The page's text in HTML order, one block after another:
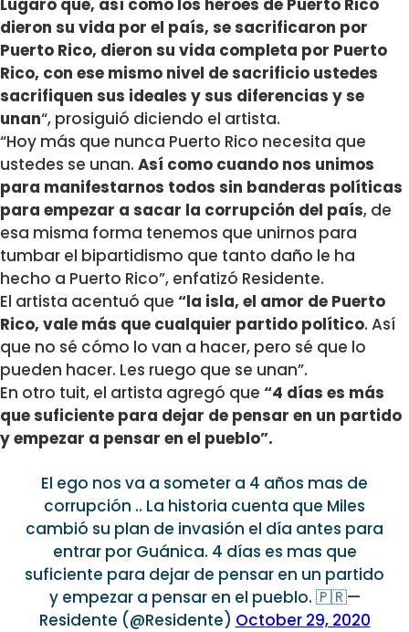
dieron su vida por el país, se sacrificaron por
Puerto Rico, dieron su vida completa por Puerto
Rico, con ese mismo nivel de sacrificio ustedes
sacrifiquen sus ideales y sus diferencias y se
unan“, prosiguió diciendo el artista.
“Hoy más que nunca Puerto Rico necesita que
ustedes se unan. Así como cuando nos unimos
para manifestarnos todos sin banderas políticas
para empezar a sacar la corrupción del país, de
esa misma forma tenemos que unirnos para
tumbar el bipartidismo que tanto daño le ha
hecho a Puerto Rico”, enfatizó Residente.
El artista acentuó que “la isla, el amor de Puerto
Rico, vale más que cualquier partido político. Así
que no sé cómo lo van a hacer, pero sé que lo
pueden hacer. Les ruego que se unan”.
En otro tuit, el artista agregó que “4 días es más
que suficiente para dejar de pensar en un partido
y empezar a pensar en el pueblo”.
El ego nos va a someter a 4 años mas de
corrupción .. La historia cuenta que Miles
cambió su plan de invasión el día antes para
entrar por Guánica. 4 días es mas que
suficiente para dejar de pensar en un partido
y empezar a pensar en el pueblo. 🇵🇷—
Residente (@Residente) October 29, 2020